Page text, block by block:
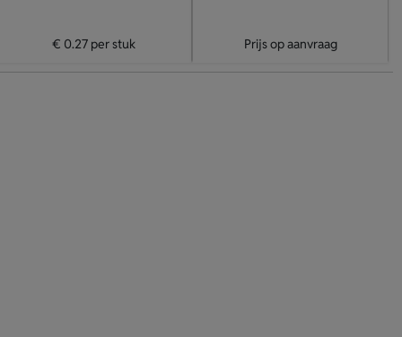
€ 0.27 per stuk Prijs op aanvraag